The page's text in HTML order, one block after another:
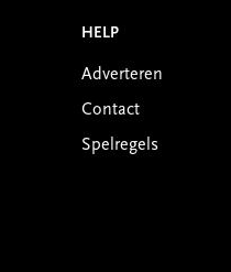
HELP
Adverteren
Contact
Spelregels